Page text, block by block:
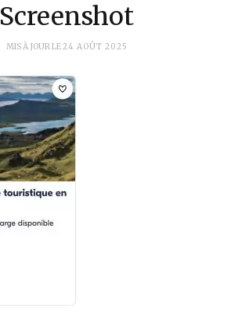
Screenshot
MIS À JOUR LE24 AOÛT 2025